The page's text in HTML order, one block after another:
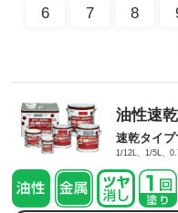
6 7 8
油性速
速乾タイ
1/12L、1/5L、